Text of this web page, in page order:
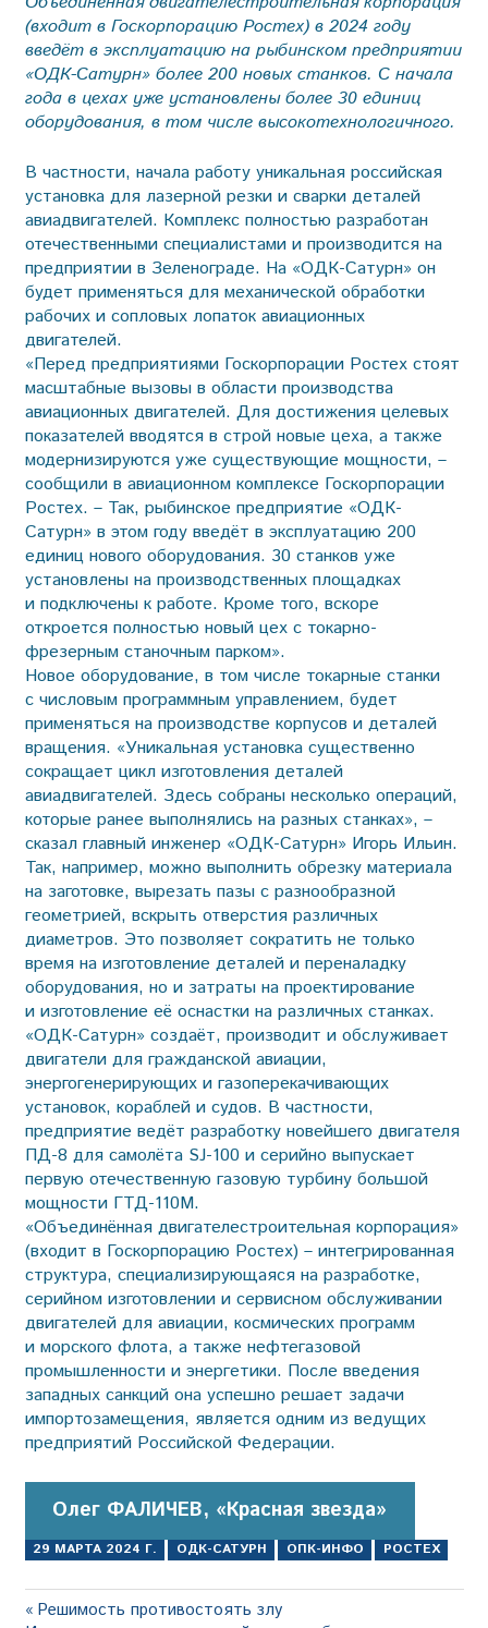
(входит в Гос­корпорацию Ростех) в 2024 году
введёт в эксплуатацию на рыбинском предприятии
«ОДК-Сатурн» более 200 новых станков. С начала
года в цехах уже установлены более 30 единиц
оборудования, в том числе высокотехнологичного.
В частности, начала работу уникальная российская
установка для лазерной резки и сварки деталей
авиадвигателей. Комплекс полностью разработан
отечественными специалистами и производится на
предприятии в Зеленограде. На «ОДК-Сатурн» он
будет применяться для механической обработки
рабочих и сопловых лопаток авиационных
двигателей.
«Перед предприятиями Гос­корпорации Ростех стоят
масштабные вызовы в области производства
авиационных двигателей. Для достижения целевых
показателей вводятся в строй новые цеха, а также
модернизируются уже существующие мощности, –
сообщили в авиационном комплексе Госкорпорации
Ростех. – Так, рыбинское предприятие «ОДК-
Сатурн» в этом году введёт в эксплуатацию 200
единиц нового оборудования. 30 станков уже
установлены на производственных площадках
и подключены к работе. Кроме того, вскоре
откроется полностью новый цех с токарно-
фрезерным станочным парком».
Новое оборудование, в том числе токарные станки
с числовым программным управлением, будет
применяться на производстве корпусов и деталей
вращения. «Уникальная установка существенно
сокращает цикл изготовления деталей
авиадвигателей. Здесь собраны несколько операций,
которые ранее выполнялись на разных станках», –
сказал главный инженер «ОДК-Сатурн» Игорь Ильин.
Так, например, можно выполнить обрезку материала
на заготовке, вырезать пазы с разнообразной
геометрией, вскрыть отверстия различных
диаметров. Это позволяет сократить не только
время на изготовление деталей и переналадку
оборудования, но и затраты на проектирование
и изготовление её оснастки на различных станках.
«ОДК-Сатурн» создаёт, производит и обслуживает
двигатели для гражданской авиации,
энергогенерирующих и газоперекачивающих
установок, кораблей и судов. В частности,
предприятие ведёт разработку новейшего двигателя
ПД-8 для самолёта SJ-100 и серийно выпускает
первую отечественную газовую турбину большой
мощности ГТД-110М.
«Объединённая двигателестроительная корпорация»
(входит в Госкорпорацию Ростех) – интегрированная
структура, специализирующаяся на разработке,
серийном изготовлении и сервисном обслуживании
двигателей для авиации, космических программ
и морского флота, а также нефтегазовой
промышленности и энергетики. После введения
западных санкций она успешно решает задачи
импортозамещения, является одним из ведущих
предприятий Российской Федерации.
Олег ФАЛИЧЕВ, «Красная звезда»
29 МАРТА 2024 Г. ОДК-САТУРН ОПК-ИНФО РОСТЕХ
Навигация
Предыдущая
Решимость противостоять злу